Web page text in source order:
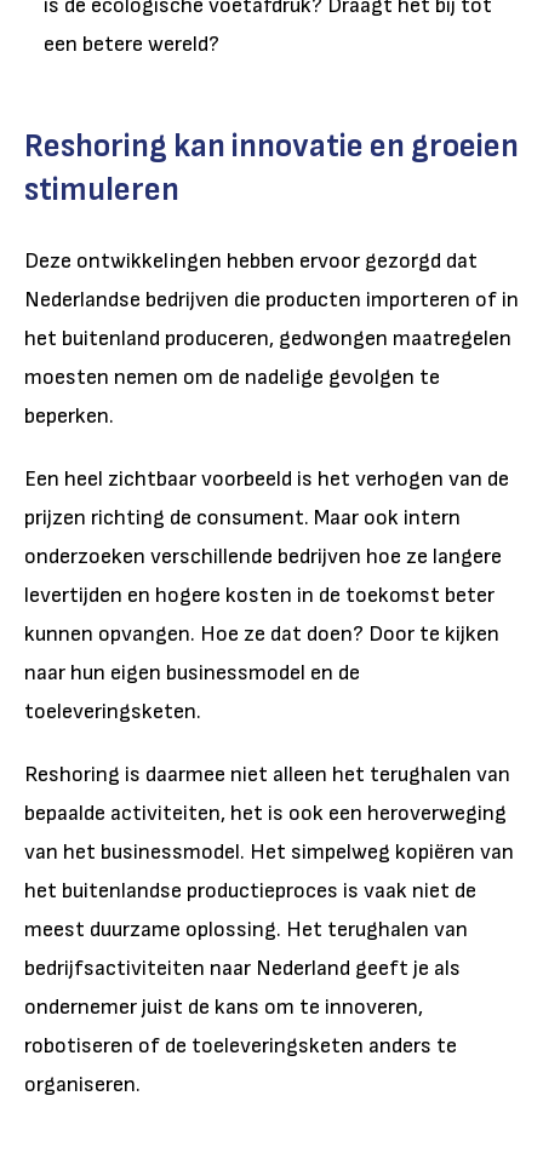
is de ecologische voetafdruk? Draagt het bij tot
een betere wereld?
Reshoring kan innovatie en groeien
stimuleren
Deze ontwikkelingen hebben ervoor gezorgd dat
Nederlandse bedrijven die producten importeren of in
het buitenland produceren, gedwongen maatregelen
moesten nemen om de nadelige gevolgen te
beperken.
Een heel zichtbaar voorbeeld is het verhogen van de
prijzen richting de consument. Maar ook intern
onderzoeken verschillende bedrijven hoe ze langere
levertijden en hogere kosten in de toekomst beter
kunnen opvangen. Hoe ze dat doen? Door te kijken
naar hun eigen businessmodel en de
toeleveringsketen.
Reshoring is daarmee niet alleen het terughalen van
bepaalde activiteiten, het is ook een heroverweging
van het businessmodel. Het simpelweg kopiëren van
het buitenlandse productieproces is vaak niet de
meest duurzame oplossing. Het terughalen van
bedrijfsactiviteiten naar Nederland geeft je als
ondernemer juist de kans om te innoveren,
robotiseren of de toeleveringsketen anders te
organiseren.